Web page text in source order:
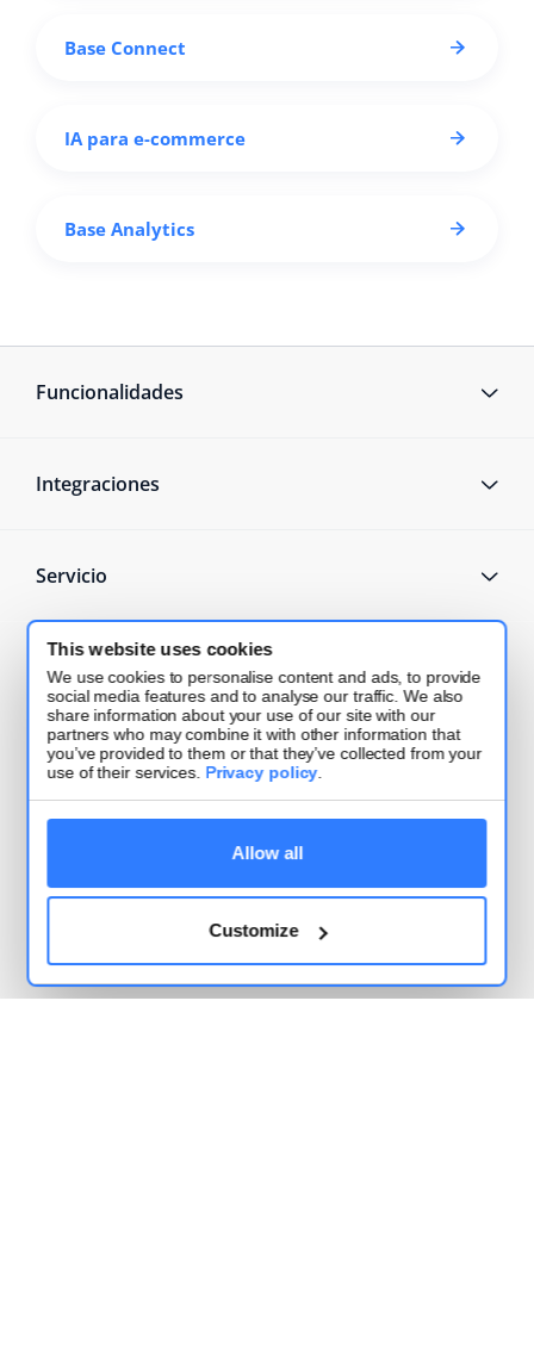
This website uses cookies
We use cookies to personalise content and ads, to provide
social media features and to analyse our traffic. We also
share information about your use of our site with our
partners who may combine it with other information that
you’ve provided to them or that they’ve collected from your
use of their services. Privacy policy.
Allow all
Customize
Base Connect
IA para e-commerce
Base Analytics
Funcionalidades
Integraciones
Servicio
¿Qué hay de nuevo?
Inteligencia artificial en ecommerce: qué
automatizar para vender más en 2026
2026-06-15
Ecommerce en Mendoza: desafíos logísticos para
vender al resto del país